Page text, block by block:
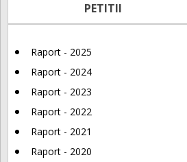
PETITII
Raport - 2025
Raport - 2024
Raport - 2023
Raport - 2022
Raport - 2021
Raport - 2020